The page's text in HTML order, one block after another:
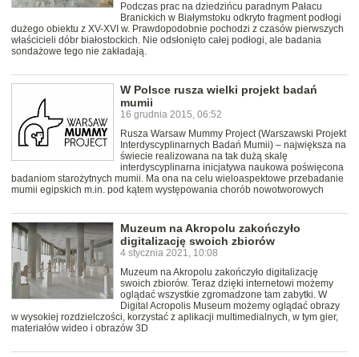
Podczas prac na dziedzińcu paradnym Pałacu
Branickich w Białymstoku odkryto fragment podłogi
dużego obiektu z XV-XVI w. Prawdopodobnie pochodzi z czasów pierwszych
właścicieli dóbr białostockich. Nie odsłonięto całej podłogi, ale badania
sondażowe tego nie zakładają.
W Polsce rusza wielki projekt badań
mumii
16 grudnia 2015, 06:52
Rusza Warsaw Mummy Project (Warszawski Projekt
Interdyscyplinarnych Badań Mumii) – największa na
świecie realizowana na tak dużą skalę
interdyscyplinarna inicjatywa naukowa poświęcona
badaniom starożytnych mumii. Ma ona na celu wieloaspektowe przebadanie
mumii egipskich m.in. pod kątem występowania chorób nowotworowych
Muzeum na Akropolu zakończyło
digitalizację swoich zbiorów
4 stycznia 2021, 10:08
Muzeum na Akropolu zakończyło digitalizację
swoich zbiorów. Teraz dzięki internetowi możemy
oglądać wszystkie zgromadzone tam zabytki. W
Digital Acropolis Museum możemy oglądać obrazy
w wysokiej rozdzielczości, korzystać z aplikacji multimedialnych, w tym gier,
materiałów wideo i obrazów 3D